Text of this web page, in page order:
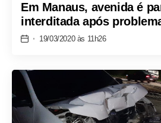
Em Manaus, avenida é
interditada após
19/03/2020 às 11h26